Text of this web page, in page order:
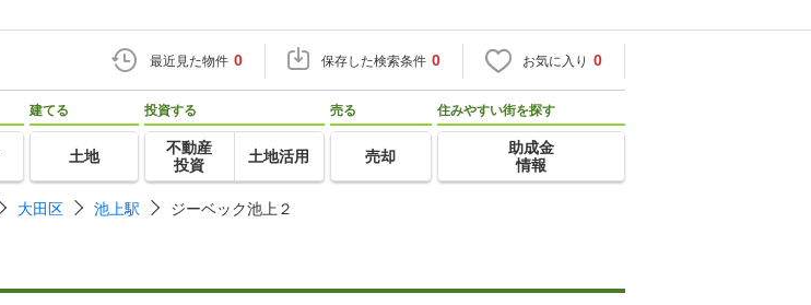
最近見た物件 0 保存した検索条件 0 お気に入り 0
建てる
土地
投資する
不動産
投資
土地活用
売る
売却
住みやすい街を探す
助成金
情報
大田区 池上駅 ジーベック池上２